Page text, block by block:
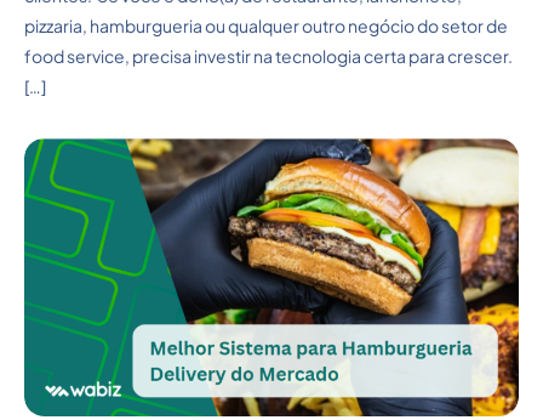
pizzaria, hamburgueria ou qualquer outro negócio do setor de
food service, precisa investir na tecnologia certa para crescer.
[…]